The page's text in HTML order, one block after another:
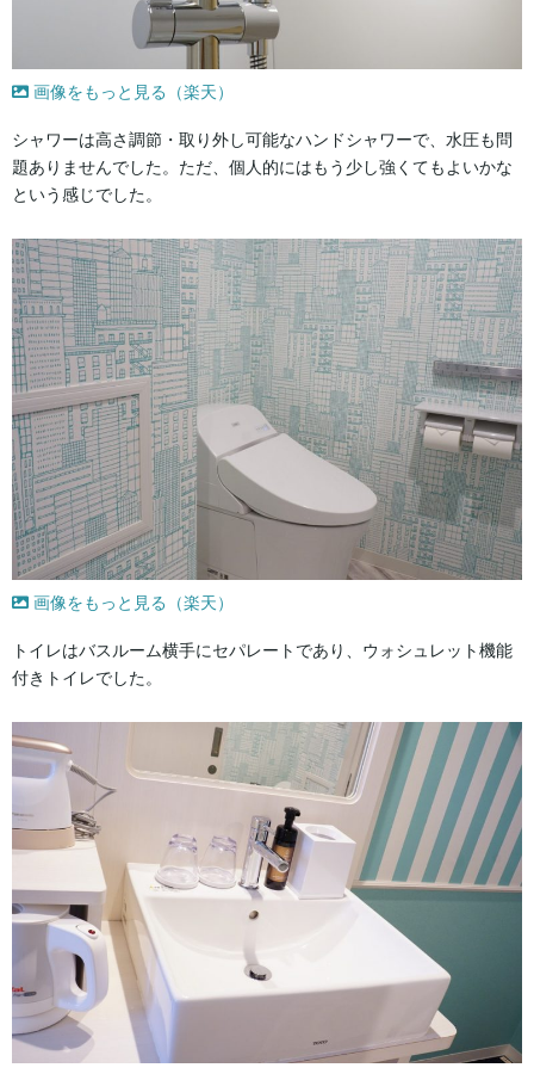
画像をもっと見る（楽天）
シャワーは高さ調節・取り外し可能なハンドシャワーで、水圧も問
題ありませんでした。ただ、個人的にはもう少し強くてもよいかな
という感じでした。
画像をもっと見る（楽天）
トイレはバスルーム横手にセパレートであり、ウォシュレット機能
付きトイレでした。